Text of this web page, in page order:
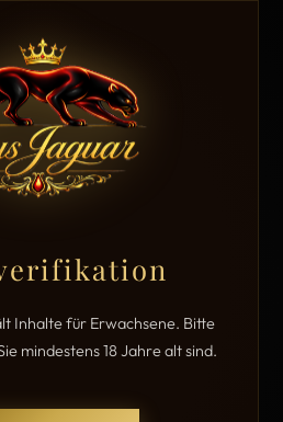
Inhalte für Erwachsene. Bitte
mindestens 18 Jahre alt sind.